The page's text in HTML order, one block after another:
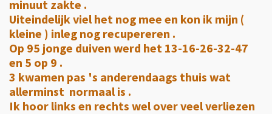
minuut zakte .
Uiteindelijk viel het nog mee en kon ik mijn (
kleine ) inleg nog recupereren .
Op 95 jonge duiven werd het 13-16-26-32-47
en 5 op 9 .
3 kwamen pas 's anderendaags thuis wat
allerminst normaal is .
Ik hoor links en rechts wel over veel verliezen